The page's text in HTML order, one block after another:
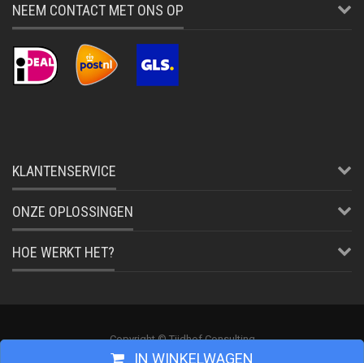
IN WINKELWAGEN
NEEM CONTACT MET ONS OP
KLANTENSERVICE
ONZE OPLOSSINGEN
HOE WERKT HET?
Copyright © Tijdhof Consulting